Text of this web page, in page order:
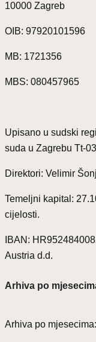
10000 Zagreb
OIB: 97920101596
MB: 1721356
MBS: 080457965
Upisano u sudski
suda u Zagrebu Tt-
Direktori: Velimir
Temeljni kapital:
cijelosti.
IBAN:
Austria d.d.
Arhiva po
Arhiva po mjesecima: